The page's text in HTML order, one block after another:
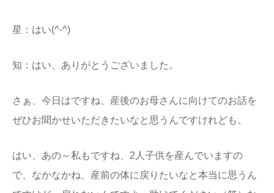
星：はい(^-^)
知：はい、ありがとうございました。
さぁ、今日はですね、産後のお母さんに向けてのお話を
ぜひお聞かせいただきたいなと思うんですけれども。
はい、あの～私もですね、2人子供を産んでいますの
で、なかなかね、産前の体に戻りたいなと本当に思うん